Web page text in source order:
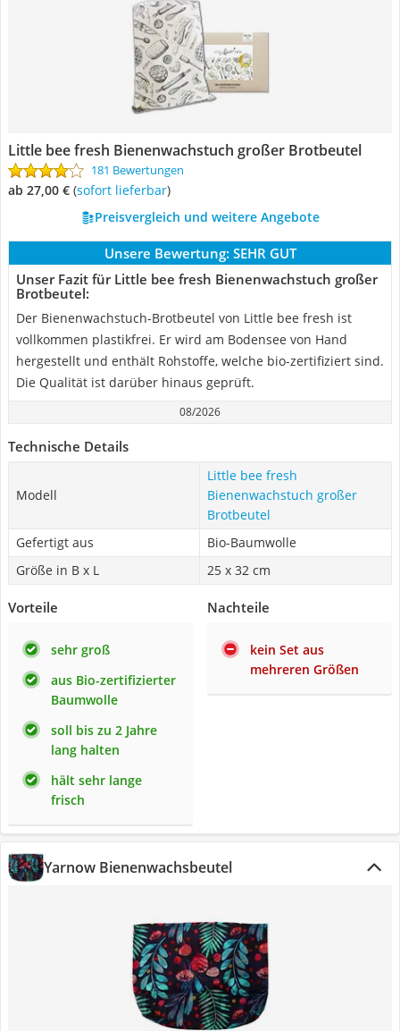
Little bee fresh Bienenwachstuch großer Brotbeutel
181 Bewertungen
ab 27,00 € ( Sofort lieferbar)
Preisvergleich und weitere Angebote
Unsere Bewertung: SEHR GUT
Unser Fazit für Little bee fresh Bienenwachstuch großer
Brotbeutel:
Der Bienenwachstuch-Brotbeutel von Little bee fresh ist
vollkommen plastikfrei. Er wird am Bodensee von Hand
hergestellt und enthält Rohstoffe, welche bio-zertifiziert sind.
Die Qualität ist darüber hinaus geprüft.
08/2026
Technische Details
Modell
Little bee fresh
Bienenwachstuch großer
Brotbeutel
Gefertigt aus
Bio-Baumwolle
Größe in B x L
25 x 32 cm
Vorteile
sehr groß
aus Bio-zertifizierter
Baumwolle
soll bis zu 2 Jahre
lang halten
hält sehr lange
frisch
Nachteile
kein Set aus
mehreren Größen
Yarnow Bienenwachsbeutel